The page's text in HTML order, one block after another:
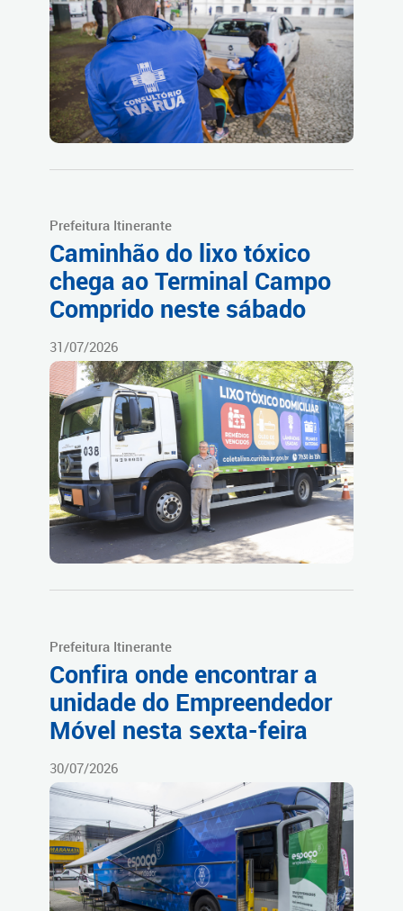
Prefeitura Itinerante
Caminhão do lixo tóxico
chega ao Terminal Campo
Comprido neste sábado
31/07/2026
Prefeitura Itinerante
Confira onde encontrar a
unidade do Empreendedor
Móvel nesta sexta-feira
30/07/2026